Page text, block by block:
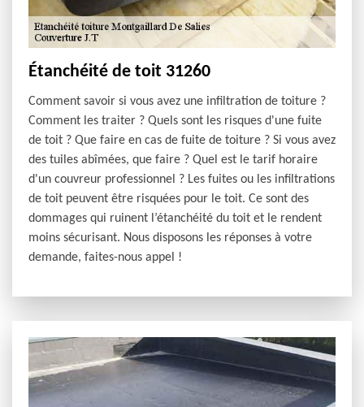
Étanchéité de toit 31260
Comment savoir si vous avez une infiltration de toiture ?
Comment les traiter ? Quels sont les risques d'une fuite
de toit ? Que faire en cas de fuite de toiture ? Si vous avez
des tuiles abîmées, que faire ? Quel est le tarif horaire
d'un couvreur professionnel ? Les fuites ou les infiltrations
de toit peuvent être risquées pour le toit. Ce sont des
dommages qui ruinent l’étanchéité du toit et le rendent
moins sécurisant. Nous disposons les réponses à votre
demande, faites-nous appel !